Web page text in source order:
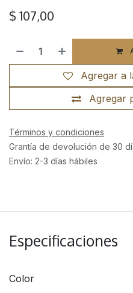
$ 107,00
Agregar
Agregar a
Términos y condiciones
Grantía de devolución de 30
Envío: 2-3 días hábiles
Especificaciones
Color